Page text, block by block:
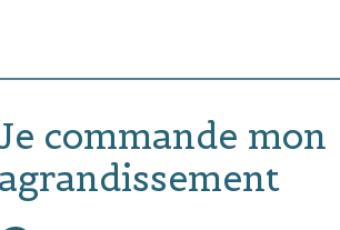
commande mon
agrandissement